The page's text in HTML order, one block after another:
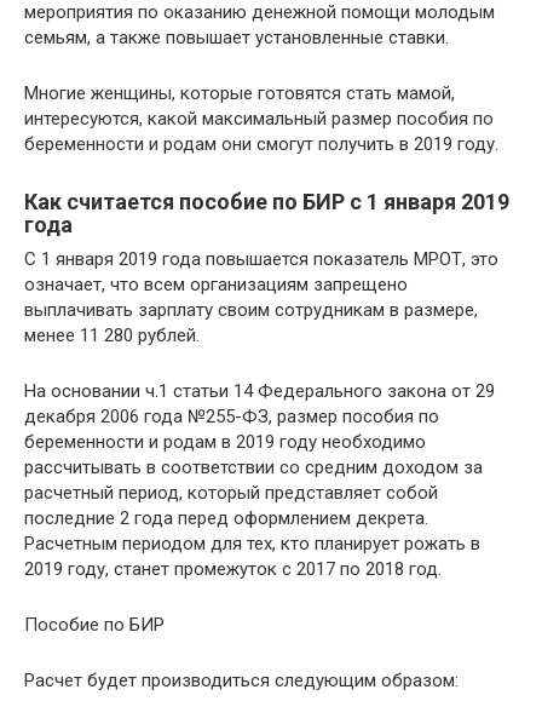
мероприятия по оказанию денежной помощи молодым
семьям, а также повышает установленные ставки.
Многие женщины, которые готовятся стать мамой,
интересуются, какой максимальный размер пособия по
беременности и родам они смогут получить в 2019 году.
Как считается пособие по БИР с 1 января 2019
года
С 1 января 2019 года повышается показатель МРОТ, это
означает, что всем организациям запрещено
выплачивать зарплату своим сотрудникам в размере,
менее 11 280 рублей.
На основании ч.1 статьи 14 Федерального закона от 29
декабря 2006 года №255-ФЗ, размер пособия по
беременности и родам в 2019 году необходимо
рассчитывать в соответствии со средним доходом за
расчетный период, который представляет собой
последние 2 года перед оформлением декрета.
Расчетным периодом для тех, кто планирует рожать в
2019 году, станет промежуток с 2017 по 2018 год.
Пособие по БИР
Расчет будет производиться следующим образом: